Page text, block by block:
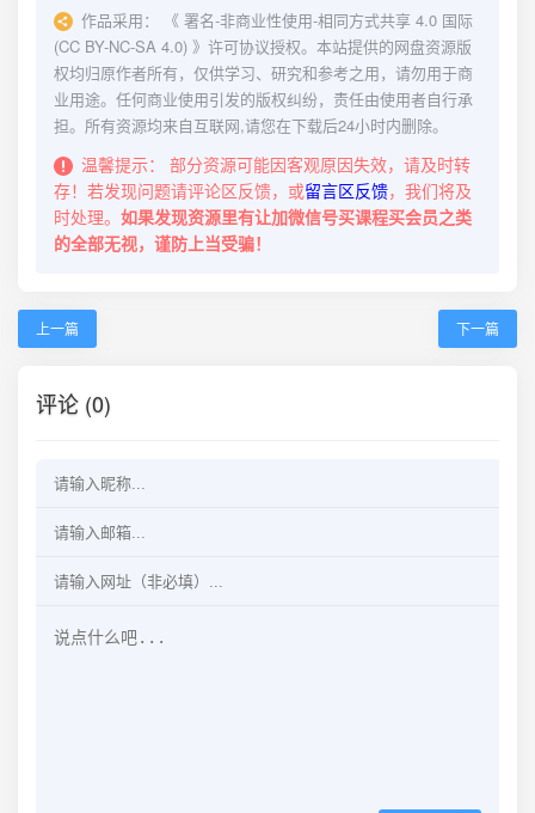
作品采用：
《 署名-非商业性使用-相同方式共享 4.0 国际
(CC BY-NC-SA 4.0) 》许可协议授权。本站提供的网盘资源版
权均归原作者所有，仅供学习、研究和参考之用，请勿用于商
业用途。任何商业使用引发的版权纠纷，责任由使用者自行承
担。所有资源均来自互联网,请您在下载后24小时内删除。
温馨提示：
部分资源可能因客观原因失效，请及时转
存！若发现问题请评论区反馈，或留言区反馈，我们将及
时处理。 如果发现资源里有让加微信号买课程买会员之类
的全部无视，谨防上当受骗！
上一篇 下一篇
评论 (0)